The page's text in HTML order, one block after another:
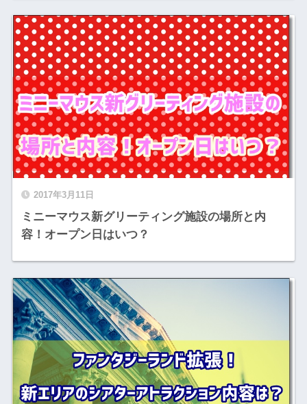
2017年3月11日
ミニーマウス新グリーティング施設の場所と内
容！オープン日はいつ？